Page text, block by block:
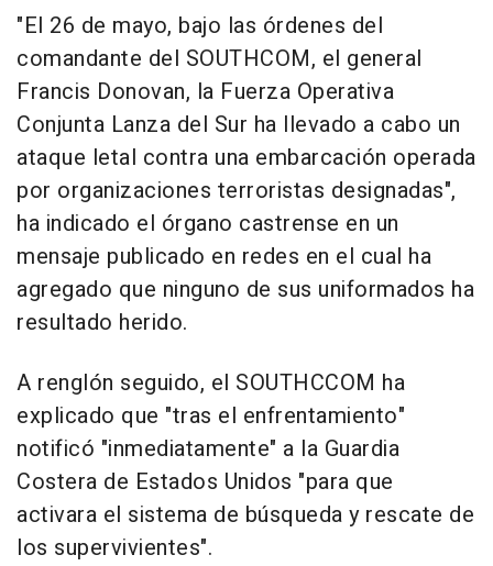
"El 26 de mayo, bajo las órdenes del
comandante del SOUTHCOM, el general
Francis Donovan, la Fuerza Operativa
Conjunta Lanza del Sur ha llevado a cabo un
ataque letal contra una embarcación operada
por organizaciones terroristas designadas",
ha indicado el órgano castrense en un
mensaje publicado en redes en el cual ha
agregado que ninguno de sus uniformados ha
resultado herido.
A renglón seguido, el SOUTHCCOM ha
explicado que "tras el enfrentamiento"
notificó "inmediatamente" a la Guardia
Costera de Estados Unidos "para que
activara el sistema de búsqueda y rescate de
los supervivientes".